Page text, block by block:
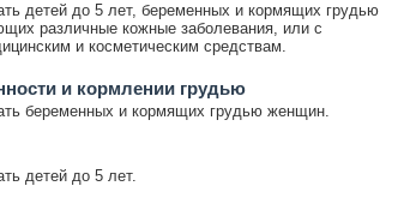
детей до 5 лет, беременных и кормящих грудью
различные кожные заболевания, или с
и косметическим средствам.
и кормлении грудью
беременных и кормящих грудью женщин.
детей до 5 лет.